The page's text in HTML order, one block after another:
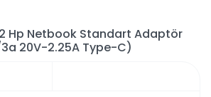
Hp Netbook Standart Adaptör
20V-2.25A Type-C)